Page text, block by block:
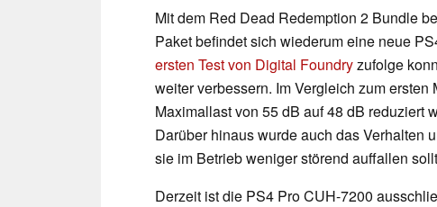
Mit dem Red Dead Redemption 2 Bundle
Paket befindet sich wiederum eine neue
ersten Test von Digital Foundryzufolge
weiter verbessern. Im Vergleich zum
Maximallast von 55 dB auf 48 dB reduziert
Darüber hinaus wurde auch das Verhalten
sie im Betrieb weniger störend auffallen
Derzeit ist die PS4 Pro CUH-7200